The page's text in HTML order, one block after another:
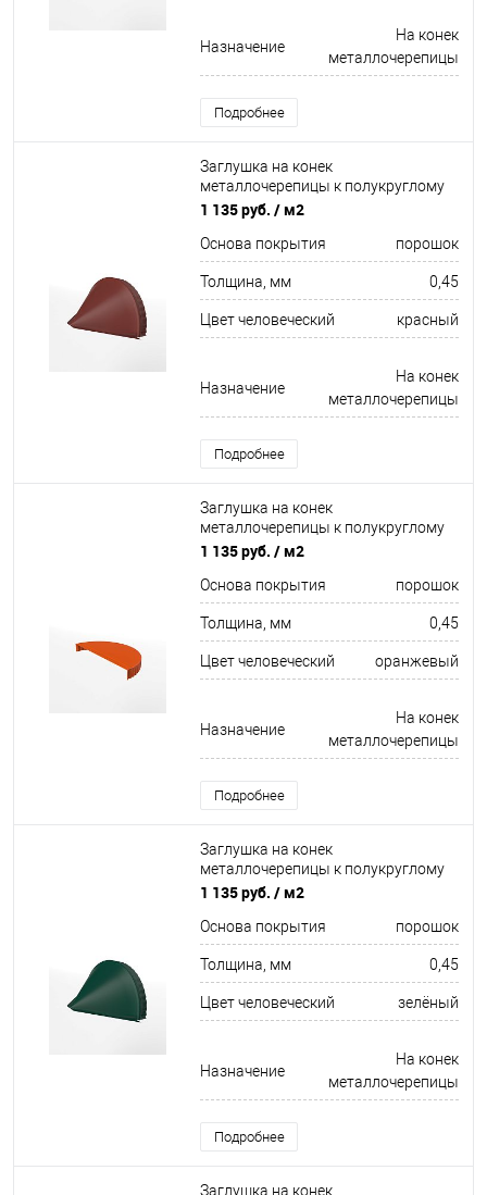
Назначение
На конек
металлочерепицы
Подробнее
Заглушка на конек
металлочерепицы к полукруглому
коньку конусная для кровли
покрытием 0,45x301мм RAL 3009
1 135 руб. / м2
Основа покрытия порошок
Толщина, мм 0,45
Цвет человеческий красный
Назначение
На конек
металлочерепицы
Подробнее
Заглушка на конек
металлочерепицы к полукруглому
коньку торцевая для кровли
покрытием 0,45x220мм RAL 2004
1 135 руб. / м2
Основа покрытия порошок
Толщина, мм 0,45
Цвет человеческий оранжевый
Назначение
На конек
металлочерепицы
Подробнее
Заглушка на конек
металлочерепицы к полукруглому
коньку конусная для кровли
покрытием 0,45x301мм RAL 6005
1 135 руб. / м2
Основа покрытия порошок
Толщина, мм 0,45
Цвет человеческий зелёный
Назначение
На конек
металлочерепицы
Подробнее
Заглушка на конек